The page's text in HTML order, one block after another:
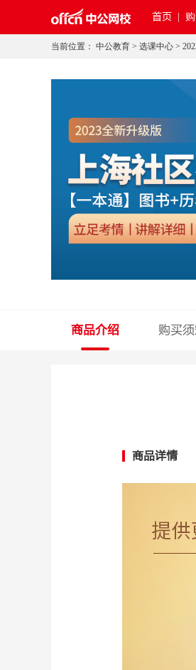
首页
当前位置： 中公教育 > 选课中心 >
商品介绍 购买
商品详情